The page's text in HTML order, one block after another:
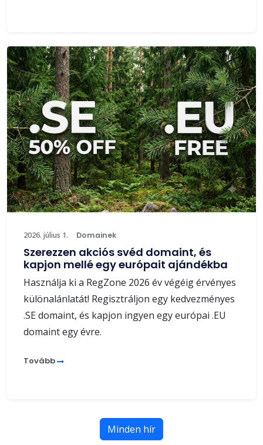
2026. július 1. Domainek
Szerezzen akciós svéd domaint, és
kapjon mellé egy európait ajándékba
Használja ki a RegZone 2026 év végéig érvényes
különalánlatát! Regisztráljon egy kedvezményes
.SE domaint, és kapjon ingyen egy európai .EU
domaint egy évre.
Tovább
Minden hír